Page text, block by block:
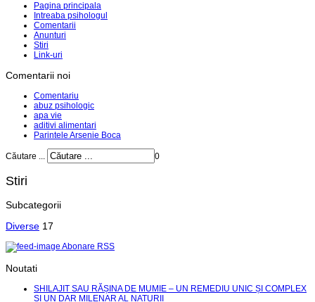
Pagina principala
Intreaba psihologul
Comentarii
Anunturi
Stiri
Link-uri
Comentarii noi
Comentariu
abuz psihologic
apa vie
aditivi alimentari
Parintele Arsenie Boca
Căutare ... 0
Stiri
Subcategorii
Diverse 17
Abonare RSS
Noutati
SHILAJIT SAU RĂȘINA DE MUMIE – UN REMEDIU UNIC ȘI COMPLEX
ȘI UN DAR MILENAR AL NATURII